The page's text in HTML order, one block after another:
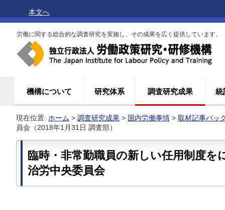
本文へ
労働に関する総合的な調査研究を実施し、その成果を広く提供しています。
機構について 研究体系 調査研究成果 統
現在位置: ホーム > 調査研究成果 > 国内労働事情 > 取材記事バッ
員会（2018年1月31日 調査部）
臨時・非常勤職員の新しい任用制度を
治労中央委員会